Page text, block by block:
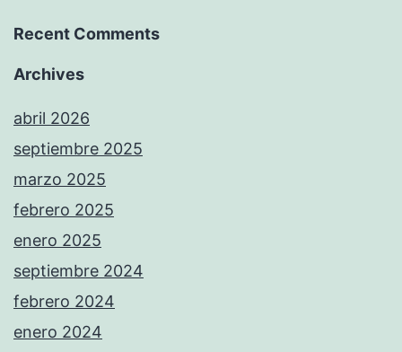
Recent Comments
Archives
abril 2026
septiembre 2025
marzo 2025
febrero 2025
enero 2025
septiembre 2024
febrero 2024
enero 2024